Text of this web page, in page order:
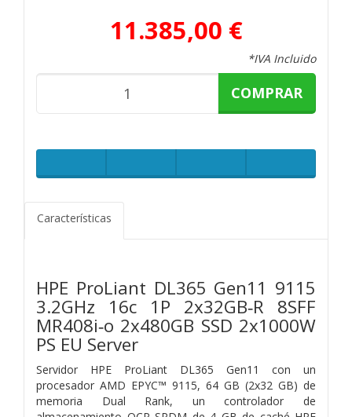
11.385,00 €
*IVA Incluido
COMPRAR
Características
HPE ProLiant DL365 Gen11 9115
3.2GHz 16c 1P 2x32GB‑R 8SFF
MR408i‑o 2x480GB SSD 2x1000W
PS EU Server
Servidor HPE ProLiant DL365 Gen11 con un
procesador AMD EPYC™ 9115, 64 GB (2x32 GB) de
memoria Dual Rank, un controlador de